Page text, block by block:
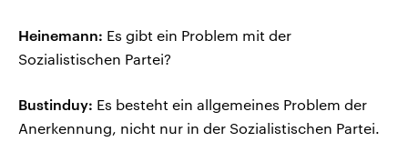
Heinemann: Es gibt ein Problem mit der
Sozialistischen Partei?
Bustinduy: Es besteht ein allgemeines Problem der
Anerkennung, nicht nur in der Sozialistischen Partei.